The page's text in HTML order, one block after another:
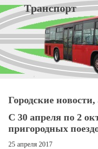
Городские
С 30 апреля по 2
пригородных
25 апреля 2017